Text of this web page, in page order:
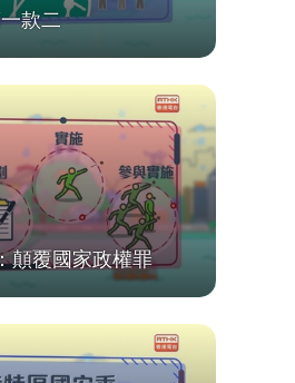
款二
顛覆國家政權罪